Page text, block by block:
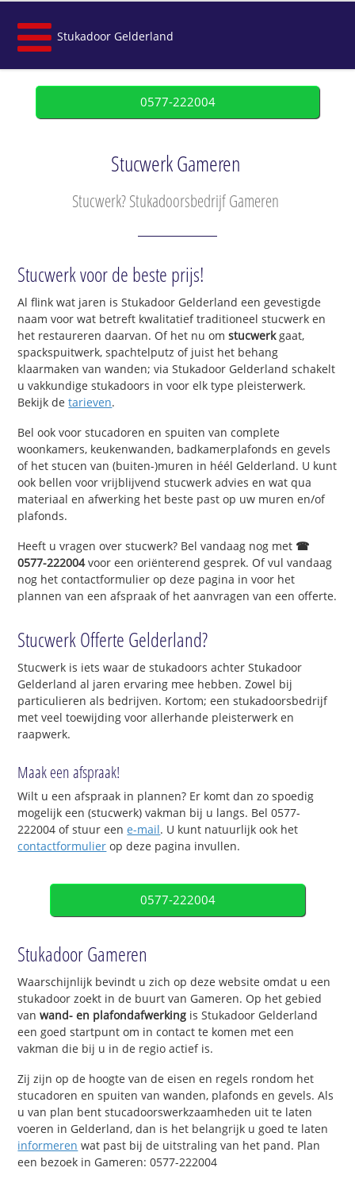
Stukadoor Gelderland
0577-222004
Stucwerk Gameren
Stucwerk? Stukadoorsbedrijf Gameren
Stucwerk voor de beste prijs!
Al flink wat jaren is Stukadoor Gelderland een gevestigde
naam voor wat betreft kwalitatief traditioneel stucwerk en
het restaureren daarvan. Of het nu omstucwerkgaat,
spackspuitwerk, spachtelputz of juist het behang
klaarmaken van wanden; via Stukadoor Gelderland schakelt
u vakkundige stukadoors in voor elk type pleisterwerk.
Bekijk detarieven.
Bel ook voor stucadoren en spuiten van complete
woonkamers, keukenwanden, badkamerplafonds en gevels
of het stucen van (buiten-)muren in héél Gelderland. U kunt
ook bellen voor vrijblijvend stucwerk advies en wat qua
materiaal en afwerking het beste past op uw muren en/of
plafonds.
Heeft u vragen over stucwerk? Bel vandaag nog met ☎
0577-222004voor een oriënterend gesprek. Of vul vandaag
nog het contactformulier op deze pagina in voor het
plannen van een afspraak of het aanvragen van een offerte.
Stucwerk Offerte Gelderland?
Stucwerk is iets waar de stukadoors achter Stukadoor
Gelderland al jaren ervaring mee hebben. Zowel bij
particulieren als bedrijven. Kortom; een stukadoorsbedrijf
met veel toewijding voor allerhande pleisterwerk en
raapwerk.
Maak een afspraak!
Wilt u een afspraak in plannen? Er komt dan zo spoedig
mogelijk een (stucwerk) vakman bij u langs. Bel 0577-
222004 of stuur eene-mail. U kunt natuurlijk ook het
contactformulier op deze pagina invullen.
0577-222004
Stukadoor Gameren
Waarschijnlijk bevindt u zich op deze website omdat u een
stukadoor zoekt in de buurt van Gameren. Op het gebied
vanwand- en plafondafwerking is Stukadoor Gelderland
een goed startpunt om in contact te komen met een
vakman die bij u in de regio actief is.
Zij zijn op de hoogte van de eisen en regels rondom het
stucadoren en spuiten van wanden, plafonds en gevels. Als
u van plan bent stucadoorswerkzaamheden uit te laten
voeren in Gelderland, dan is het belangrijk u goed te laten
informeren wat past bij de uitstraling van het pand. Plan
een bezoek in Gameren: 0577-222004